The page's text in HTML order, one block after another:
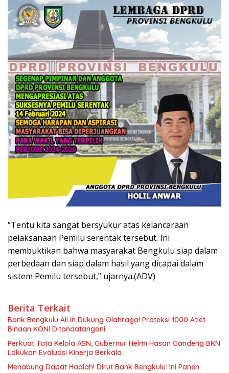
“Tentu kita sangat bersyukur atas kelancaraan
pelaksanaan Pemilu serentak tersebut. Ini
membuktikan bahwa masyarakat Bengkulu siap dalam
perbedaan dan siap dalam hasil yang dicapai dalam
sistem Pemilu tersebut,” ujarnya.(ADV)
Berita Terkait
Bank Bengkulu All In Dukung Olahraga! Proteksi 1000 Atlet
Binaan KONI Ditandatangani
Perkuat Tata Kelola ASN, Gubernur Helmi Hasan Gandeng BKN
Lakukan Evaluasi Kinerja Berkala
Menabung Dapat Hadiah! Dirut Bank Bengkulu: Ini Panen